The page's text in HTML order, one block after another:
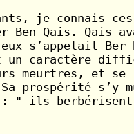
je connais
Ben Qais. Qais
s’appelait Ber
un caractère
meurtres, et
Sa prospérité
: " ils